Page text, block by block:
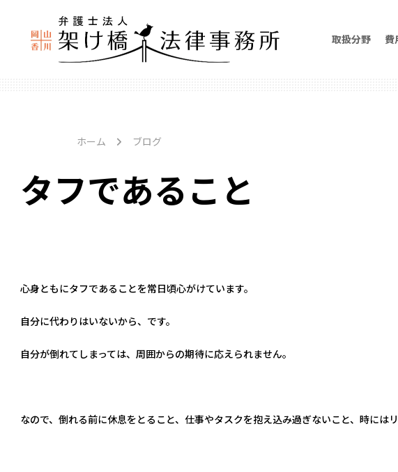
取扱分野 費
ホーム ブログ
タフであること
心身ともにタフであることを常日頃心がけています。
自分に代わりはいないから、です。
自分が倒れてしまっては、周囲からの期待に応えられません。
なので、倒れる前に休息をとること、仕事やタスクを抱え込み過ぎないこと、時には